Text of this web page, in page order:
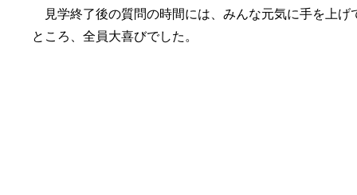
見学終了後の質問の時間には、みんな元気に手を上げ
ところ、全員大喜びでした。